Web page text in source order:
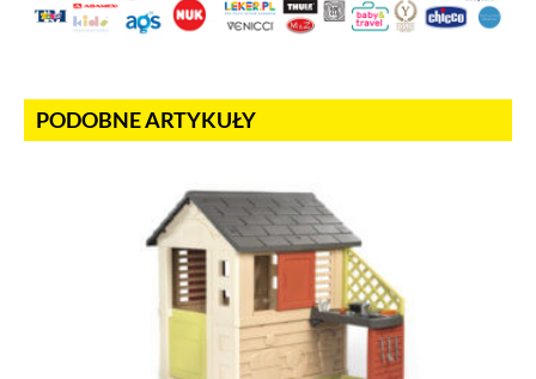
PODOBNE ARTYKUŁY